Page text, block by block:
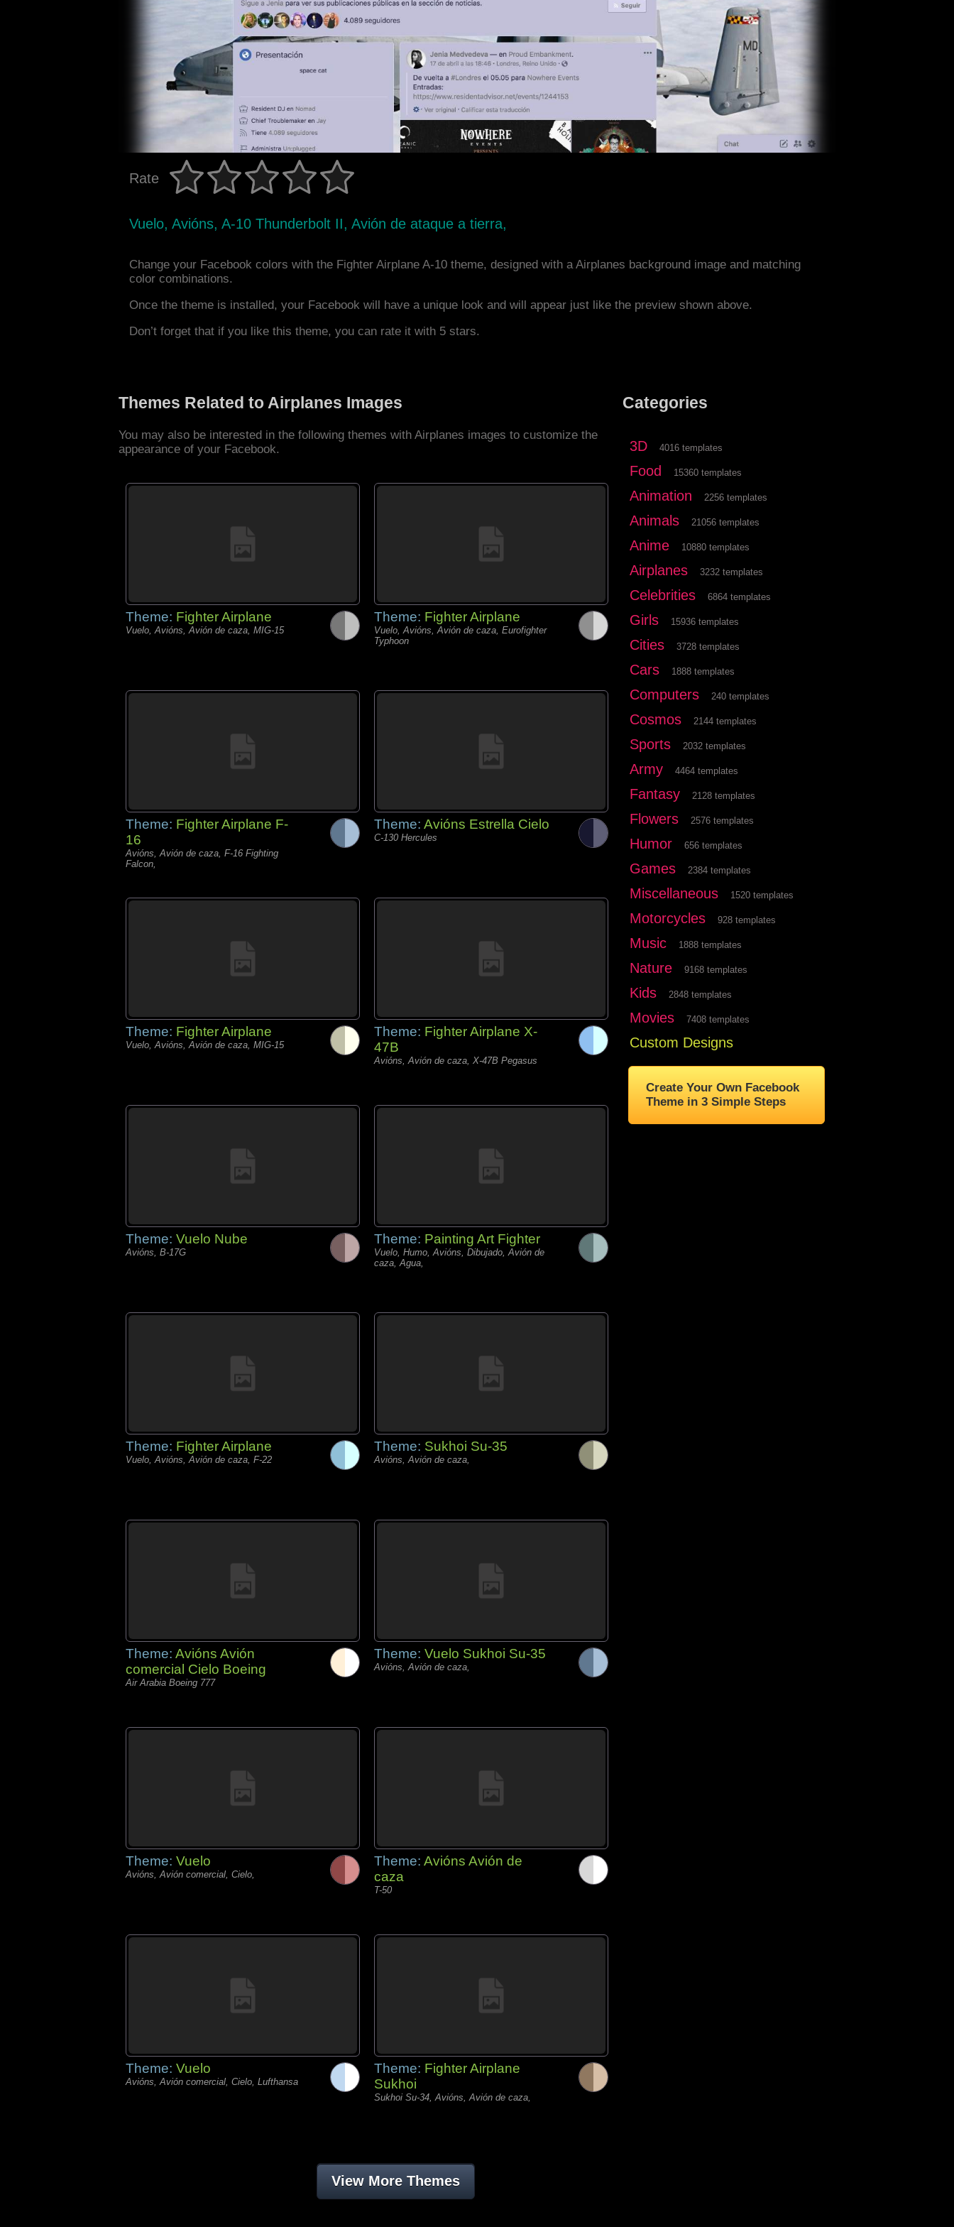
Rate
Vuelo, Avións, A-10 Thunderbolt II, Avión de ataque a tierra,
Change your Facebook colors with the Fighter Airplane A-10 theme, designed with a Airplanes background image and matching
color combinations.
Once the theme is installed, your Facebook will have a unique look and will appear just like the preview shown above.
Don’t forget that if you like this theme, you can rate it with 5 stars.
Themes Related to Airplanes Images
You may also be interested in the following themes with Airplanes images to customize the
appearance of your Facebook.
Theme: Fighter Airplane
Vuelo, Avións, Avión de caza, MIG-15
Theme: Fighter Airplane
Vuelo, Avións, Avión de caza, Eurofighter
Typhoon
Theme: Fighter Airplane F-
16
Avións, Avión de caza, F-16 Fighting
Falcon,
Theme: Avións Estrella Cielo
C-130 Hercules
Theme: Fighter Airplane
Vuelo, Avións, Avión de caza, MIG-15
Theme: Fighter Airplane X-
47B
Avións, Avión de caza, X-47B Pegasus
Theme: Vuelo Nube
Avións, B-17G
Theme: Painting Art Fighter
Vuelo, Humo, Avións, Dibujado, Avión de
caza, Agua,
Theme: Fighter Airplane
Vuelo, Avións, Avión de caza, F-22
Theme: Sukhoi Su-35
Avións, Avión de caza,
Theme: Avións Avión
comercial Cielo Boeing
Air Arabia Boeing 777
Theme: Vuelo Sukhoi Su-35
Avións, Avión de caza,
Theme: Vuelo
Avións, Avión comercial, Cielo,
Theme: Avións Avión de
caza
T-50
Theme: Vuelo
Avións, Avión comercial, Cielo, Lufthansa
Theme: Fighter Airplane
Sukhoi
Sukhoi Su-34, Avións, Avión de caza,
View More Themes
Categories
3D 4016 templates
Food 15360 templates
Animation 2256 templates
Animals 21056 templates
Anime 10880 templates
Airplanes 3232 templates
Celebrities 6864 templates
Girls 15936 templates
Cities 3728 templates
Cars 1888 templates
Computers 240 templates
Cosmos 2144 templates
Sports 2032 templates
Army 4464 templates
Fantasy 2128 templates
Flowers 2576 templates
Humor 656 templates
Games 2384 templates
Miscellaneous 1520 templates
Motorcycles 928 templates
Music 1888 templates
Nature 9168 templates
Kids 2848 templates
Movies 7408 templates
Custom Designs
Create Your Own Facebook
Theme in 3 Simple Steps